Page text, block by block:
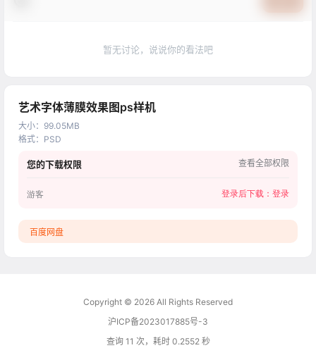
暂无讨论，说说你的看法吧
艺术字体薄膜效果图ps样机
大小： 99.05MB
格式： PSD
您的下载权限 查看全部权限
游客 登录后下载： 登录
百度网盘
Copyright © 2026 All Rights Reserved
沪ICP备2023017885号-3
查询 11 次，耗时 0.2552 秒